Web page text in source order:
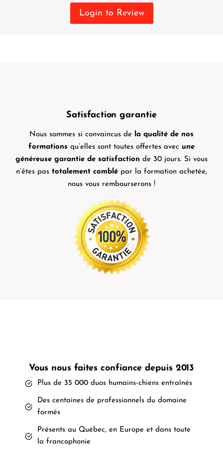
Login to Review
Satisfaction garantie
Nous sommes si convaincus de la qualité de nos
formations qu’elles sont toutes offertes avec une
généreuse garantie de satisfaction de 30 jours. Si vous
n’êtes pas totalement comblé par la formation achetée,
nous vous rembourserons !
Vous nous faites confiance depuis 2013
Plus de 35 000 duos humains-chiens entraînés
Des centaines de professionnels du domaine
formés
Présents au Québec, en Europe et dans toute
la francophonie